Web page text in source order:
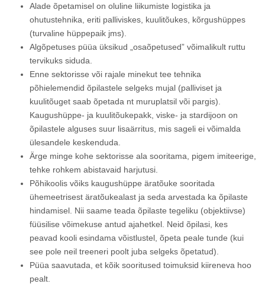
Alade õpetamisel on oluline liikumiste logistika ja
ohutustehnika, eriti palliviskes, kuulitõukes, kõrgushüppes
(turvaline hüppepaik jms).
Algõpetuses püüa üksikud „osaõpetused” võimalikult ruttu
tervikuks siduda.
Enne sektorisse või rajale minekut tee tehnika
põhielemendid õpilastele selgeks mujal (palliviset ja
kuulitõuget saab õpetada nt muruplatsil või pargis).
Kaugushüppe- ja kuulitõukepakk, viske- ja stardijoon on
õpilastele alguses suur lisaärritus, mis sageli ei võimalda
ülesandele keskenduda.
Ärge minge kohe sektorisse ala sooritama, pigem imiteerige,
tehke rohkem abistavaid harjutusi.
Põhikoolis võiks kaugushüppe äratõuke sooritada
ühemeetrisest äratõukealast ja seda arvestada ka õpilaste
hindamisel. Nii saame teada õpilaste tegeliku (objektiivse)
füüsilise võimekuse antud ajahetkel. Neid õpilasi, kes
peavad kooli esindama võistlustel, õpeta peale tunde (kui
see pole neil treeneri poolt juba selgeks õpetatud).
Püüa saavutada, et kõik sooritused toimuksid kiireneva hoo
pealt.